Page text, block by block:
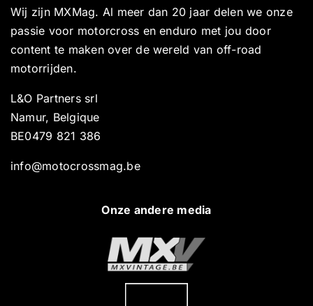
Wij zijn MXMag. Al meer dan 20 jaar delen we onze
passie voor motorcross en enduro met jou door
content te maken over de wereld van off-road
motorrijden.
L&O Partners srl
Namur, Belgique
BE0479 821 386
info@motocrossmag.be
Onze andere media